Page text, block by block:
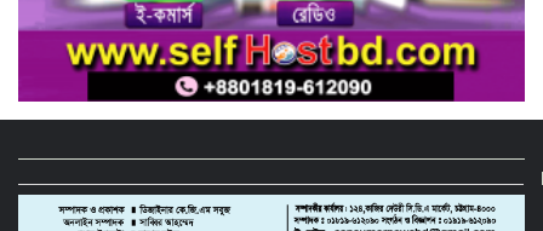
ফিটনেসবিহীন গাড়িতে বিআরটিএ ড্রাইভিং
টেস্ট বন্ধ ও পরীক্ষার মাঠে সিসিটিভি স্থাপনের
দাবি সিআরবি’র